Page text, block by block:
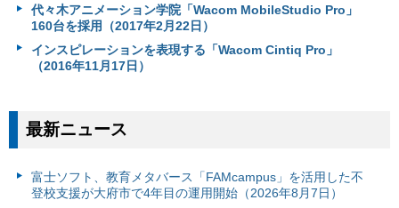
代々木アニメーション学院「Wacom MobileStudio Pro」
160台を採用（2017年2月22日）
インスピレーションを表現する「Wacom Cintiq Pro」
（2016年11月17日）
最新ニュース
富⼠ソフト、教育メタバース「FAMcampus」を活用した不
登校支援が大府市で4年目の運用開始（2026年8月7日）